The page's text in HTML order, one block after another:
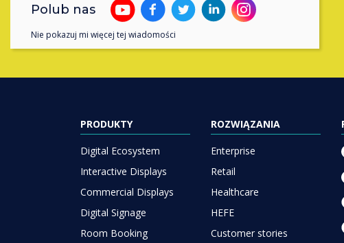
PRODUKTY
Digital Ecosystem
Interactive Displays
Commercial Displays
Digital Signage
Room Booking
ROZWIĄZANIA
Enterprise
Retail
Healthcare
HEFE
Customer stories
Polub nas
Nie pokazuj mi więcej tej wiadomości